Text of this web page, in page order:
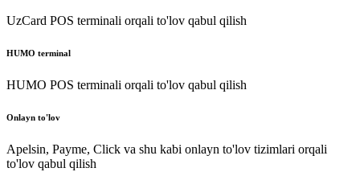
UzCard POS terminali orqali to'lov qabul qilish
HUMO terminal
HUMO POS terminali orqali to'lov qabul qilish
Onlayn to'lov
Apelsin, Payme, Click va shu kabi onlayn to'lov tizimlari orqali
to'lov qabul qilish